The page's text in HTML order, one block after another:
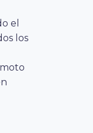
el
los